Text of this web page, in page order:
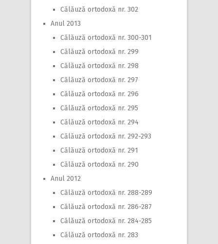
Călăuză ortodoxă nr. 302
Anul 2013
Călăuză ortodoxă nr. 300-301
Călăuză ortodoxă nr. 299
Călăuză ortodoxă nr. 298
Călăuză ortodoxă nr. 297
Călăuză ortodoxă nr. 296
Călăuză ortodoxă nr. 295
Călăuză ortodoxă nr. 294
Călăuză ortodoxă nr. 292-293
Călăuză ortodoxă nr. 291
Călăuză ortodoxă nr. 290
Anul 2012
Călăuză ortodoxă nr. 288-289
Călăuză ortodoxă nr. 286-287
Călăuză ortodoxă nr. 284-285
Călăuză ortodoxă nr. 283